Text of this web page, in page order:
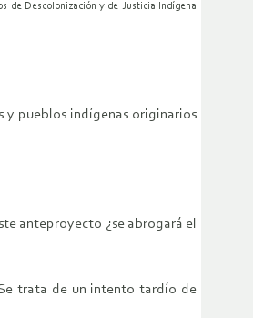
de Descolonización y de Justicia Indígena
y pueblos indígenas originarios
anteproyecto ¿se abrogará el
trata de un intento tardío de